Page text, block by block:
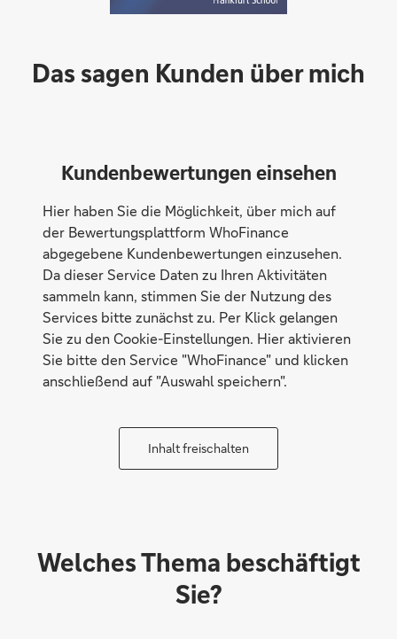
Das sagen Kunden über mich
Kundenbewertungen einsehen
Hier haben Sie die Möglichkeit, über mich auf
der Bewertungsplattform WhoFinance
abgegebene Kundenbewertungen einzusehen.
Da dieser Service Daten zu Ihren Aktivitäten
sammeln kann, stimmen Sie der Nutzung des
Services bitte zunächst zu. Per Klick gelangen
Sie zu den Cookie-Einstellungen. Hier aktivieren
Sie bitte den Service "WhoFinance" und klicken
anschließend auf "Auswahl speichern".
Inhalt freischalten
Welches Thema beschäftigt
Sie?